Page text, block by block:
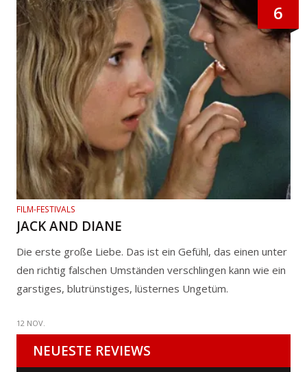
6
FILM-FESTIVALS
JACK AND DIANE
Die erste große Liebe. Das ist ein Gefühl, das einen unter
den richtig falschen Umständen verschlingen kann wie ein
garstiges, blutrünstiges, lüsternes Ungetüm.
12 NOV.
NEUESTE REVIEWS